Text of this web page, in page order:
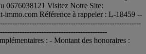
Visitez Notre Site:
immo.com Référence à rappeler : L-18459 --
: - Montant des honoraires :